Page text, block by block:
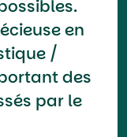
en
/
des
par le